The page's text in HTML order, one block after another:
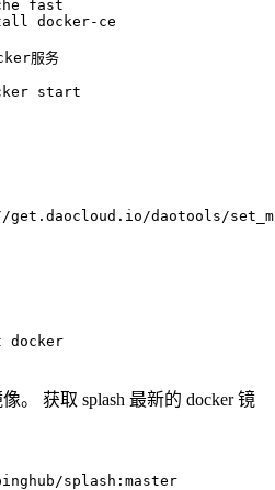
fast
docker-ce
服务
start
get .daocloud.io/daotools/
docker
。 获取 splash 最新的 docker 镜
splash: master